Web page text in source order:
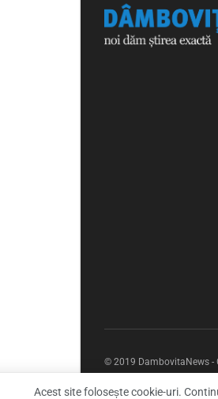
© 2019 DambovitaNews -
Acest site folosește cookie-uri.